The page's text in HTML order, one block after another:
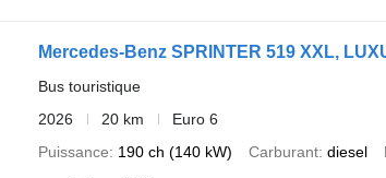
Mercedes-Benz SPRINTER 519 XXL,
Bus touristique
2026
20 km
Euro 6
Puissance
190 ch (140 kW) Carburant diesel